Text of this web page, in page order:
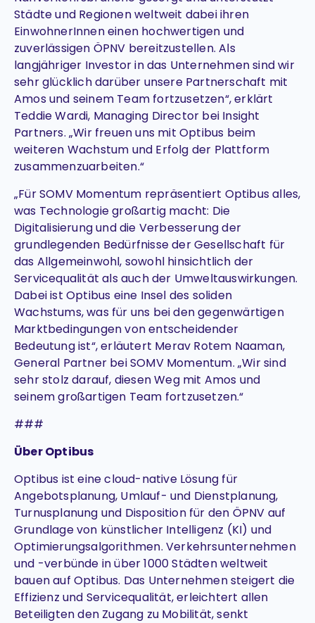
Städte und Regionen weltweit dabei ihren
EinwohnerInnen einen hochwertigen und
zuverlässigen ÖPNV bereitzustellen. Als
langjähriger Investor in das Unternehmen sind wir
sehr glücklich darüber unsere Partnerschaft mit
Amos und seinem Team fortzusetzen“, erklärt
Teddie Wardi, Managing Director bei Insight
Partners. „Wir freuen uns mit Optibus beim
weiteren Wachstum und Erfolg der Plattform
zusammenzuarbeiten.“
„Für SOMV Momentum repräsentiert Optibus alles,
was Technologie großartig macht: Die
Digitalisierung und die Verbesserung der
grundlegenden Bedürfnisse der Gesellschaft für
das Allgemeinwohl, sowohl hinsichtlich der
Servicequalität als auch der Umweltauswirkungen.
Dabei ist Optibus eine Insel des soliden
Wachstums, was für uns bei den gegenwärtigen
Marktbedingungen von entscheidender
Bedeutung ist“, erläutert Merav Rotem Naaman,
General Partner bei SOMV Momentum. „Wir sind
sehr stolz darauf, diesen Weg mit Amos und
seinem großartigen Team fortzusetzen.“
###
Über Optibus
Optibus ist eine cloud-native Lösung für
Angebotsplanung, Umlauf- und Dienstplanung,
Turnusplanung und Disposition für den ÖPNV auf
Grundlage von künstlicher Intelligenz (KI) und
Optimierungsalgorithmen. Verkehrsunternehmen
und -verbünde in über 1000 Städten weltweit
bauen auf Optibus. Das Unternehmen steigert die
Effizienz und Servicequalität, erleichtert allen
Beteiligten den Zugang zu Mobilität, senkt